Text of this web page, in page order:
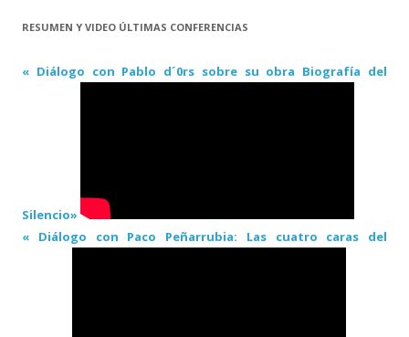
RESUMEN Y VIDEO ÚLTIMAS CONFERENCIAS
« Diálogo con Pablo d´0rs sobre su obra Biografía del
Silencio»
« Diálogo con Paco Peñarrubia: Las cuatro caras del